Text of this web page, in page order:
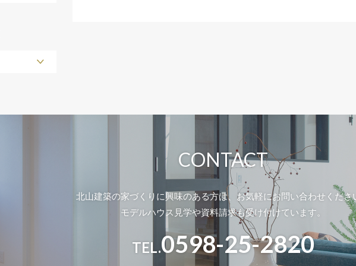
CONTACT
北山建築の家づくりに興味のある方は、 お気軽にお問い合わせくださ
モデルハウス 見学や資料請求も受け付けています。
TEL.0598-25-2820